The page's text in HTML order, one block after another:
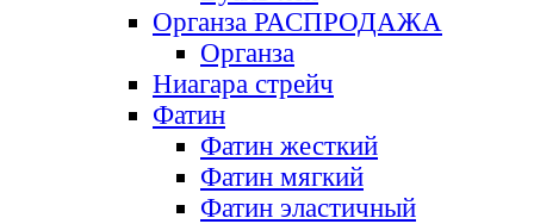
Органза РАСПРОДАЖА
Органза
Ниагара стрейч
Фатин
Фатин жесткий
Фатин мягкий
Фатин элаcтичный